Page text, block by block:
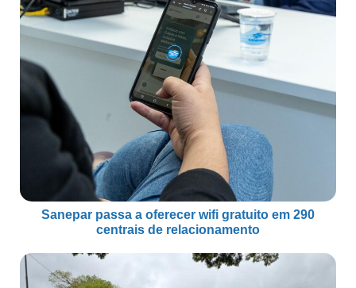
Sanepar passa a oferecer wifi gratuito em 290
centrais de relacionamento